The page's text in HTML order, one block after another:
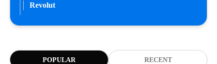
Revolut
POPULAR RECENT